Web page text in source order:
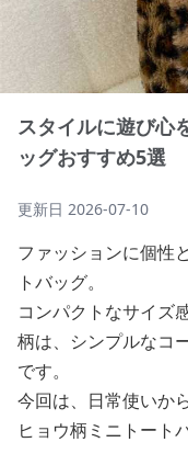
スタイルに遊び心
ッグおすすめ5選
更新日 2026-07-10
ファッションに個性
トバッグ。
コンパクトなサイズ
柄は、シンプルなコ
です。
今回は、日常使いか
ヒョウ柄ミニトート